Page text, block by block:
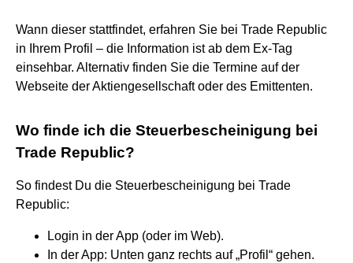
Wann dieser stattfindet, erfahren Sie bei Trade Republic
in Ihrem Profil – die Information ist ab dem Ex-Tag
einsehbar. Alternativ finden Sie die Termine auf der
Webseite der Aktiengesellschaft oder des Emittenten.
Wo finde ich die Steuerbescheinigung bei
Trade Republic?
So findest Du die Steuerbescheinigung bei Trade
Republic:
Login in der App (oder im Web).
In der App: Unten ganz rechts auf „Profil“ gehen.